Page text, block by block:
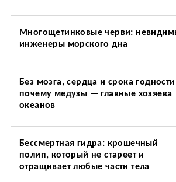
Многощетинковые черви:
инженеры морского дна
Без мозга, сердца и срока
почему медузы — главные хозяева
океанов
Бессмертная гидра: крошечный
полип, который не стареет и
отращивает любые части тела